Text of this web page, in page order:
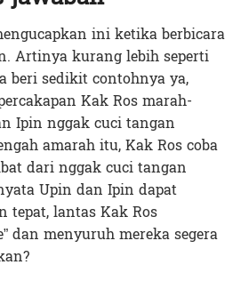
ini ketika berbicara
Artinya kurang lebih seperti
beri sedikit contohnya ya,
Kak Ros marah-
Ipin nggak cuci tangan
amarah itu, Kak Ros coba
dari nggak cuci tangan
Upin dan Ipin dapat
tepat, lantas Kak Ros
dan menyuruh mereka segera